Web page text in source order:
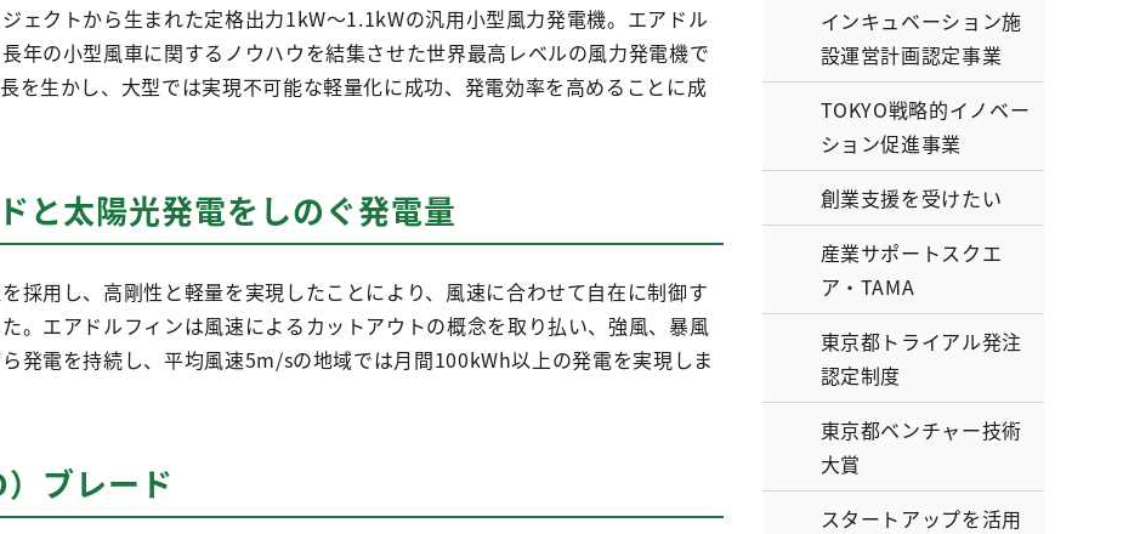
ェクトから生まれた定格出力1kW～1.1kWの汎用小型風力発電機。エアドル
年の小型風車に関するノウハウを結集させた世界最高レベルの風力発電機で
を生かし、大型では実現不可能な軽量化に成功、発電効率を高めることに成
と太陽光発電をしのぐ発電量
採用し、高剛性と軽量を実現したことにより、風速に合わせて自在に制御す
。エアドルフィンは風速によるカットアウトの概念を取り払い、強風、暴風
発電を持続し、平均風速5m/sの地域では月間100kWh以上の発電を実現しま
ブレード
インキュベーション施
設運営計画認定事業
TOKYO戦略的イノベー
ション促進事業
創業支援を受けたい
産業サポートスクエ
ア・TAMA
東京都トライアル発注
認定制度
東京都ベンチャー技術
大賞
スタートアップを活用